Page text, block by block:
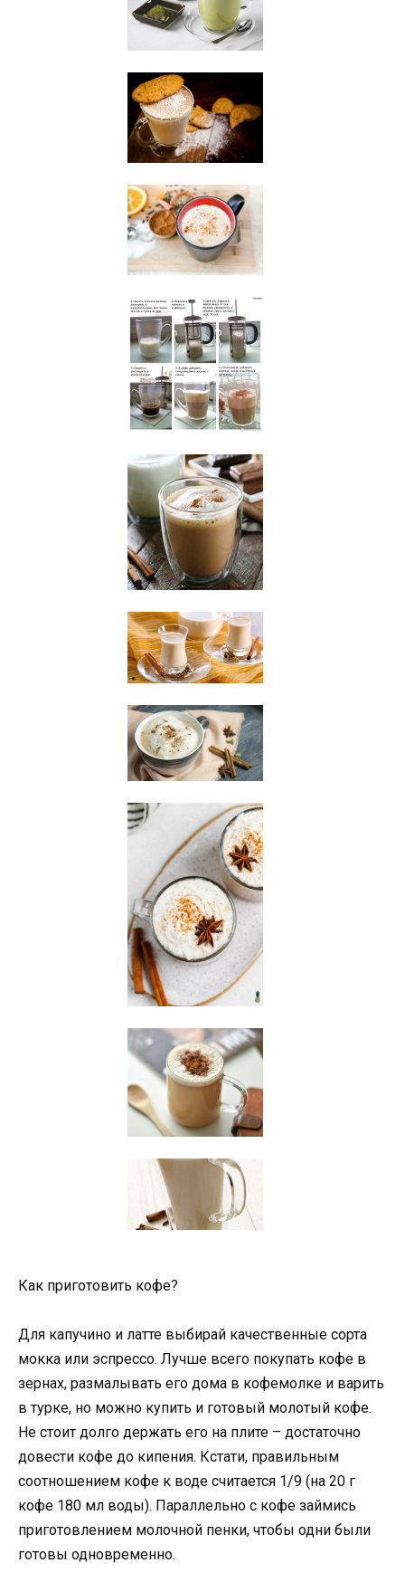
Как приготовить кофе?
Для капучино и латте выбирай качественные сорта
мокка или эспрессо. Лучше всего покупать кофе в
зернах, размалывать его дома в кофемолке и варить
в турке, но можно купить и готовый молотый кофе.
Не стоит долго держать его на плите – достаточно
довести кофе до кипения. Кстати, правильным
соотношением кофе к воде считается 1/9 (на 20 г
кофе 180 мл воды). Параллельно с кофе займись
приготовлением молочной пенки, чтобы одни были
готовы одновременно.